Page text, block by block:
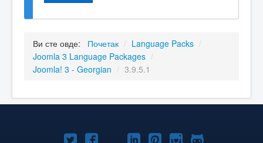
Ви сте овде: Почетак / Language Packs /
Joomla 3 Language Packages /
Joomla! 3 - Georgian / 3.9.5.1